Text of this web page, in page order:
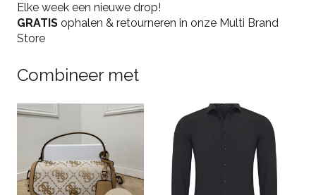
-
Vintage
Blue
Elke week een nieuwe drop!
GRATIS ophalen & retourneren in onze Multi Brand
Store
Combineer met